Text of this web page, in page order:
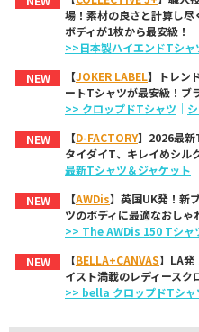
場！素材の良さと計算し
ボディが1枚から最安級！
>>日本製ハイエンドTシャ
NEW
【JOKER LABEL】トレン
ートTシャツが最安級！ブ
>> クロップドTシャツ ｜
NEW
【D-FACTORY】2026最新
タイダイT、キレイめシル
最新Tシャツ＆ジャケット
NEW
【AWDis】英国UK発！新
ツのボディに最適なおしゃ
>> The AWDis 150 Tシャ
NEW
【BELLA+CANVAS】LA発
イスト満載のレディースク
>> bella クロップドTシャ